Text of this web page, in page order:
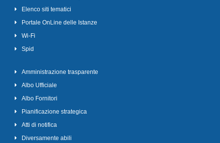
Elenco siti tematici
Portale OnLine delle Istanze
Wi-Fi
Spid
Amministrazione trasparente
Albo Ufficiale
Albo Fornitori
Pianificazione strategica
Atti di notifica
Diversamente abili